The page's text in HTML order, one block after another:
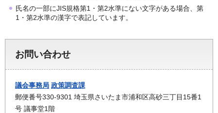
氏名の一部にJIS規格第1・第2水準にない文字がある場合、第
1・第2水準の漢字で表記しています。
お問い合わせ
議会事務局 政策調査課
郵便番号330-9301 埼玉県さいたま市浦和区高砂三丁目15番1
号 議事堂1階